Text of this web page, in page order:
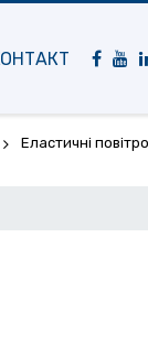
Еластичні